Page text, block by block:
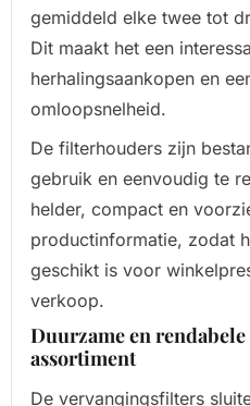
gemiddeld elke twee tot
Dit maakt het een
herhalingsaankopen en
omloopsnelheid.
De filterhouders zijn
gebruik en eenvoudig te
helder, compact en
productinformatie, zodat
geschikt is voor
verkoop.
Duurzame en
assortiment
De vervangingsfilters